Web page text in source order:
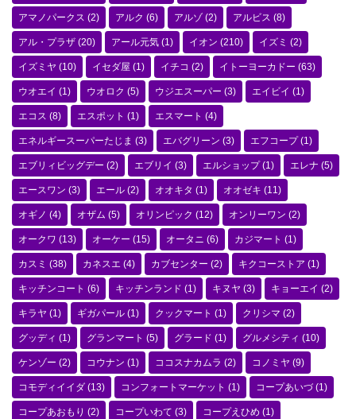
アマノパークス (2) アルク (6) アルゾ(2) アルビス (8)
アル・プラザ (20) アール元気 (1) イオン (210) イズミ (2)
イズミヤ (10) イセダ屋 (1) イチコ (2) イトーヨーカドー (63)
ウオエイ (1) ウオロク (5) ウジエスーパー (3) エイビイ (1)
エコス (8) エスポット (1) エスマート (4)
エネルギースーパーたじま (3) エバグリーン (3) エフコープ(1)
エブリィビッグデー (2) エブリイ (3) エルショップ(1) エレナ (5)
エースワン (3) エール (2) オオキタ (1) オオゼキ (11)
オギノ (4) オザム (5) オリンピック (12) オンリーワン (2)
オークワ (13) オーケー (15) オータニ (6) カジマート (1)
カスミ (38) カネスエ (4) カブセンター (2) キクコーストア (1)
キッチンコート (6) キッチンランド (1) キヌヤ (3) キョーエイ (2)
キラヤ (1) ギガパール (1) クックマート (1) クリシマ (2)
グッディ (1) グランマート (5) グラード (1) グルメシティ (10)
ケンゾー (2) コウナン (1) ココスナカムラ (2) コノミヤ (9)
コモディイイダ (13) コンフォートマーケット (1) コープあいづ(1)
コープあおもり (2) コープいわて (3) コープえひめ (1)